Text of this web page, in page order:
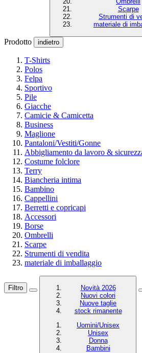
Scarpe
Strumenti di
materiale di
Prodotto indietro
T-Shirts
Polos
Felpa
Sportivo
Pile
Giacche
Camicie & Camicetta
Business
Maglione
Pantaloni/Vestiti/Gonne
Abbigliamento da lavoro &
Costume folclore
Terry
Biancheria intima
Bambino
Cappellini
Berretti e copricapi
Accessori
Borse
Ombrelli
Scarpe
Strumenti di vendita
materiale di imballaggio
Filtro
Novità 2026
Nuovi colori
Nuove taglie
stock rimanente
Uomini/Unisex
Unisex
Donna
Bambini